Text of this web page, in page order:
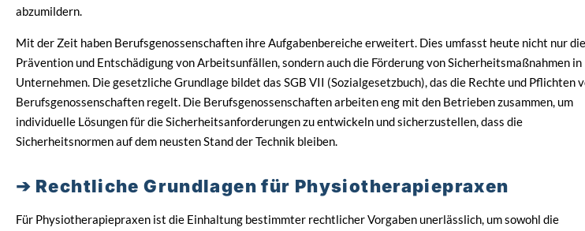
abzumildern.
Mit der Zeit haben Berufsgenossenschaften ihre Aufgabenbereiche erweitert. Dies umfasst heute nicht nur die
Prävention und Entschädigung von Arbeitsunfällen, sondern auch die Förderung von Sicherheitsmaßnahmen in
Unternehmen. Die gesetzliche Grundlage bildet das SGB VII (Sozialgesetzbuch), das die Rechte und Pflichten
Berufsgenossenschaften regelt. Die Berufsgenossenschaften arbeiten eng mit den Betrieben zusammen, um
individuelle Lösungen für die Sicherheitsanforderungen zu entwickeln und sicherzustellen, dass die
Sicherheitsnormen auf dem neusten Stand der Technik bleiben.
Rechtliche Grundlagen für Physiotherapiepraxen
Für Physiotherapiepraxen ist die Einhaltung bestimmter rechtlicher Vorgaben unerlässlich, um sowohl die